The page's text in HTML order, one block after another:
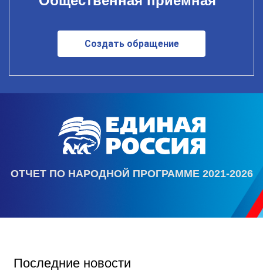
Создать обращение
ОТЧЕТ ПО НАРОДНОЙ ПРОГРАММЕ 2021-2026
Последние новости